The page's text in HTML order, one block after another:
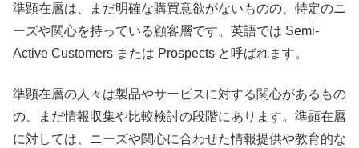
準顕在層は、まだ明確な購買意欲がないものの、特定のニ
ーズや関心を持っている顧客層です。英語では Semi-
Active Customers または Prospects と呼ばれます。
準顕在層の人々は製品やサービスに対する関心があるもの
の、まだ情報収集や比較検討の段階にあります。準顕在層
に対しては、ニーズや関心に合わせた情報提供や教育的な